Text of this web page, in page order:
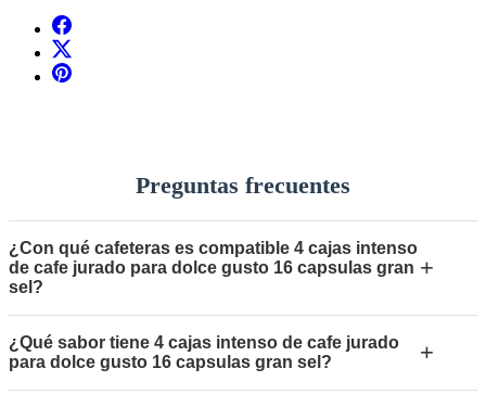
Preguntas frecuentes
¿Con qué cafeteras es compatible 4 cajas intenso
de cafe jurado para dolce gusto 16 capsulas gran
sel?
+
¿Qué sabor tiene 4 cajas intenso de cafe jurado
para dolce gusto 16 capsulas gran sel?
+